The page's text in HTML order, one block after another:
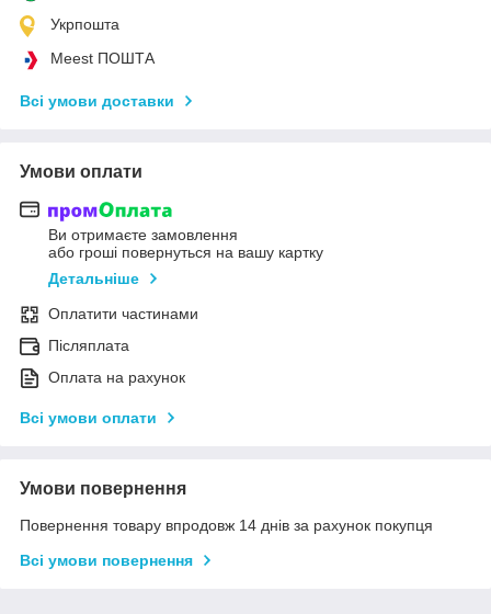
Укрпошта
Meest ПОШТА
Всі умови доставки
Умови оплати
Ви отримаєте замовлення
або гроші повернуться на вашу картку
Детальніше
Оплатити частинами
Післяплата
Оплата на рахунок
Всі умови оплати
Умови повернення
Повернення товару впродовж 14 днів за рахунок покупця
Всі умови повернення